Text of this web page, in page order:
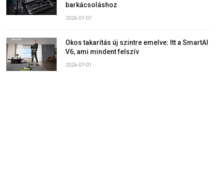
barkácsoláshoz
2026-07-07
Okos takarítás új szintre emelve: Itt a SmartAI
V6, ami mindent felszív
2026-07-01